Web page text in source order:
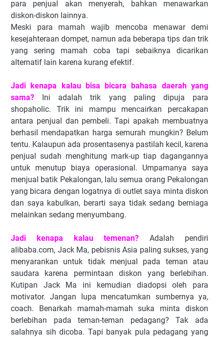
para penjual akan menyerah, bahkan menawarkan
diskon-diskon lainnya.
Meski para mamah wajib mencoba menawar demi
kesejahteraan dompet, namun ada beberapa tips dan trik
yang sering mamah coba tapi sebaiknya dicarikan
alternatif lain karena kurang efektif.
Jadi kenapa kalau bisa bicara bahasa daerah yang
sama? Ini adalah trik yang paling dipuja para
shopaholic. Trik ini mampu mencairkan percakapan
antara penjual dan pembeli. Tapi apakah membuatnya
berhasil mendapatkan harga semurah mungkin? Belum
tentu. Kalaupun ada prosentasenya pastilah kecil, karena
penjual sudah menghitung mark-up tiap dagangannya
untuk menutup biaya operasional. Umpamanya saya
menjual batik Pekalongan, lalu semua orang Pekalongan
yang bicara dengan logatnya di outlet saya minta diskon
dan saya kabulkan, berarti saya tidak sedang berniaga
melainkan sedang menyumbang.
Jadi kenapa kalau temenan? Adalah pendiri
alibaba.com, Jack Ma, pebisnis Asia paling sukses, yang
menyarankan untuk tidak menjual pada teman atau
saudara karena permintaan diskon yang berlebihan.
Kutipan Jack Ma ini kemudian diadopsi oleh para
motivator. Jangan lupa mencatumkan sumbernya ya,
coach. Benarkah mamah-mamah suka minta diskon
berlebihan pada teman-teman pedagang? Tak ada
salahnya sih dicoba. Tapi banyak pula pedagang yang